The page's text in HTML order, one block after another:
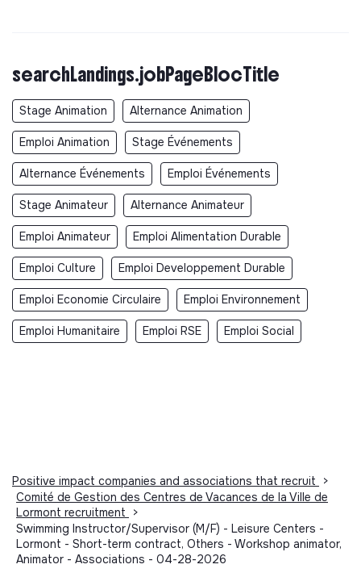
searchLandings.jobPageBlocTitle
Stage Animation Alternance Animation
Emploi Animation Stage Événements
Alternance Événements Emploi Événements
Stage Animateur Alternance Animateur
Emploi Animateur Emploi Alimentation Durable
Emploi Culture Emploi Developpement Durable
Emploi Economie Circulaire Emploi Environnement
Emploi Humanitaire Emploi RSE Emploi Social
Positive impact companies and associations that recruit
>
Comité de Gestion des Centres de Vacances de la Ville de
Lormont recruitment
>
Swimming Instructor/Supervisor (M/F) - Leisure Centers -
Lormont - Short-term contract, Others - Workshop animator,
Animator - Associations - 04-28-2026